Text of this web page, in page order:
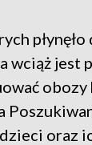
płynęło
wciąż jest
oraz